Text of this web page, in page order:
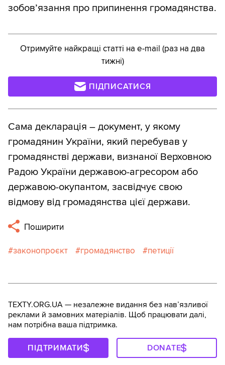
зобов’язання про припинення громадянства.
Отримуйте найкращі статті на e-mail (раз на два
тижні)
ПІДПИСАТИСЯ
Сама декларація – документ, у якому
громадянин України, який перебував у
громадянстві держави, визнаної Верховною
Радою України державою-агресором або
державою-окупантом, засвідчує свою
відмову від громадянства цієї держави.
Поширити
законопроєкт громадянство петиції
TEXTY.ORG.UA — незалежне видання без навʼязливої
реклами й замовних матеріалів. Щоб працювати далі,
нам потрібна ваша підтримка.
ПІДТРИМАТИ DONATE